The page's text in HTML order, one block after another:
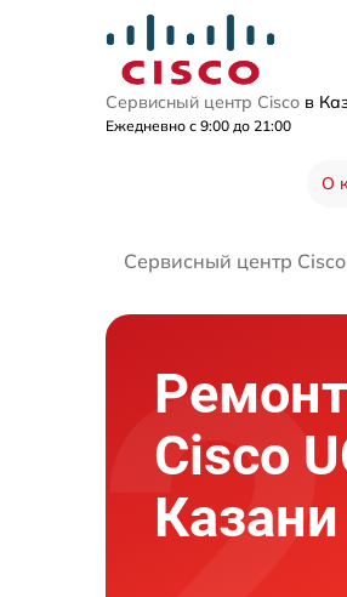
Сервисный центр Cisco в
Ежедневно с 9:00 до 21:00
О
Сервисный центр Cisco
Cisco
Казани